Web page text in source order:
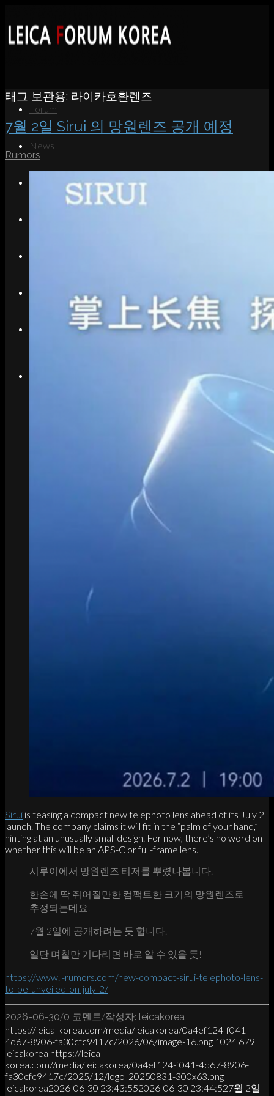
Forum
News
Menu
태그 보관용: 라이카호환렌즈
7월 2일 Sirui 의 망원렌즈 공개 예정
Rumors
Sirui is teasing a compact new telephoto lens ahead of its July 2
launch. The company claims it will fit in the “palm of your hand,”
hinting at an unusually small design. For now, there’s no word on
whether this will be an APS-C or full-frame lens.
시루이에서 망원렌즈 티저를 뿌렸나봅니다.
한손에 딱 쥐어질만한 컴팩트한 크기의 망원렌즈로
추정되는데요.
7월 2일에 공개하려는 듯 합니다.
일단 며칠만 기다리면 바로 알 수 있을 듯!
https://www.l-rumors.com/new-compact-sirui-telephoto-lens-
to-be-unveiled-on-july-2/
2026-06-30/0 코멘트 /작성자: leicakorea
https://leica-korea.com/media/leicakorea/0a4ef124-f041-
4d67-8906-fa30cfc9417c/2026/06/image-16.png 1024 679
leicakorea https://leica-
korea.com//media/leicakorea/0a4ef124-f041-4d67-8906-
fa30cfc9417c/2025/12/logo_20250831-300x63.png
leicakorea2026-06-30 23:43:552026-06-30 23:44:527월 2일